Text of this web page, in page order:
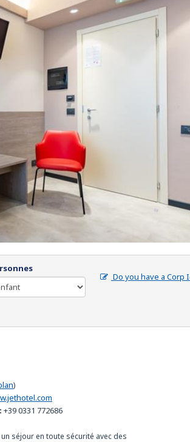
Do you have a Corp
)
+39 0331 772686
séjour en toute sécurité avec des